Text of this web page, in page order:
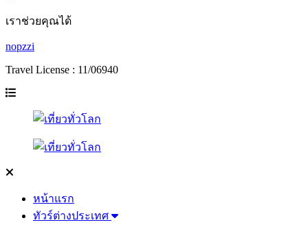
เราช่วยคุณได้
nopzzi
Travel License : 11/06940
หน้าแรก
ทัวร์ต่างประเทศ